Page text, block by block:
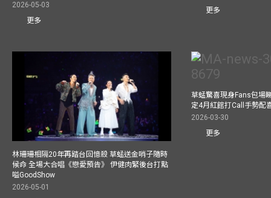
2026-05-03
更多
更多
林珊珊相隔20年再踏台回憶殺 草蜢送金哨子隨時
候命 全場大合唱《戀愛預告》 伊健肉緊後台打點
嗌GoodShow
2026-05-01
草蜢驚喜現身Fans包場
定4月紅館打Call手勢配
2026-03-30
更多